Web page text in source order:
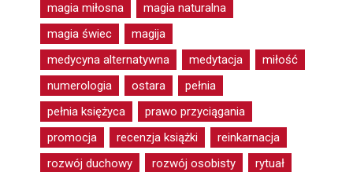
magia miłosna
magia naturalna
magia świec
magija
medycyna alternatywna
medytacja
miłość
numerologia
ostara
pełnia
pełnia księżyca
prawo przyciągania
promocja
recenzja książki
reinkarnacja
rozwój duchowy
rozwój osobisty
rytuał